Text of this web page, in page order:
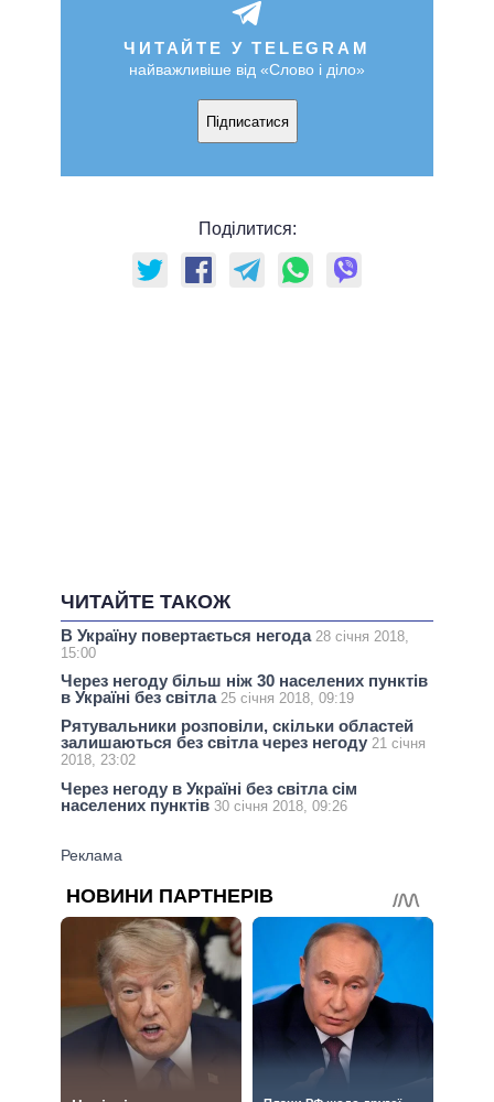
ЧИТАЙТЕ У TELEGRAM
найважливіше від «Слово і діло»
Підписатися
Поділитися:
ЧИТАЙТЕ ТАКОЖ
В Україну повертається негода 28 січня 2018,
15:00
Через негоду більш ніж 30 населених пунктів
в Україні без світла 25 січня 2018, 09:19
Рятувальники розповіли, скільки областей
залишаються без світла через негоду 21 січня
2018, 23:02
Через негоду в Україні без світла сім
населених пунктів 30 січня 2018, 09:26